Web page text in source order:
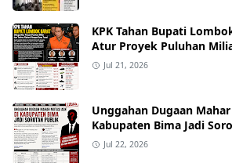
KPK Tahan Bupati
Atur Proyek Puluhan
Alphard hingga Uang Tunai
Jul 21, 2026
Unggahan Dugaan
Kabupaten Bima Jadi
Jul 22, 2026